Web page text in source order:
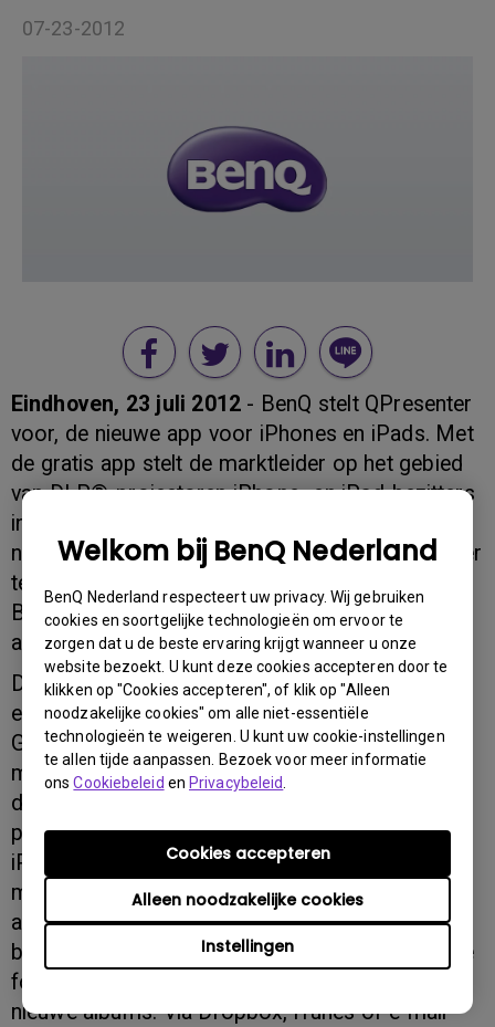
Welkom bij BenQ Nederland
BenQ Nederland respecteert uw privacy. Wij gebruiken
cookies en soortgelijke technologieën om ervoor te
zorgen dat u de beste ervaring krijgt wanneer u onze
website bezoekt. U kunt deze cookies accepteren door te
klikken op "Cookies accepteren", of klik op "Alleen
noodzakelijke cookies" om alle niet-essentiële
technologieën te weigeren. U kunt uw cookie-instellingen
te allen tijde aanpassen. Bezoek voor meer informatie
onsCookiebeleid en Privacybeleid
Instellingen
Alleen noodzakelijke cookies
Cookies accepteren
07-23-2012
Eindhoven, 23 juli 2012- BenQ stelt QPresenter
voor, de nieuwe app voor iPhones en iPads. Met
de gratis app stelt de marktleider op het gebied
van DLP®-projectoren iPhone- en iPad-bezitters
in staat foto's en documenten via WLAN op alle
netwerk compatibele BenQ beamermodellen over
te zetten en te projecteren. Daarmee verhoogt
BenQ de comfortfactor wat betreft bediening
aanmerkelijk.
De QPresenter-app kan via de App Store heel
eenvoudig gedownload worden.
Gegevensoverdracht naar de BenQ beamer is
mogelijk via de optioneel verkrijgbare draadloze
dongle. Met de "network-display-functie" van de
projector kan bediening plaatsvinden via de
iPhone of iPad - de bestanden kunnen op die
manier direct geprojecteerd worden. Een
alternatieve mogelijkheid is de gegevens eerst te
bewerken, bijvoorbeeld door de volgorde van de
foto's vast te leggen of door het aanmaken van
nieuwe albums. Via Dropbox, iTunes of e-mail